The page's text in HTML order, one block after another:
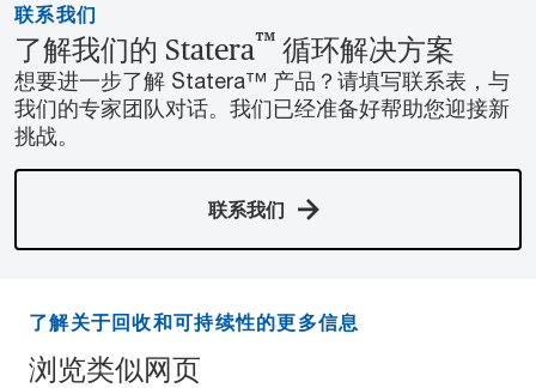
联系我们
了解我们的 Statera™ 循环解决方案
想要进一步了解 Statera™ 产品？请填写联系表，与
我们的专家团队对话。我们已经准备好帮助您迎接新
挑战。
联系我们
了解关于回收和可持续性的更多信息
浏览类似网页